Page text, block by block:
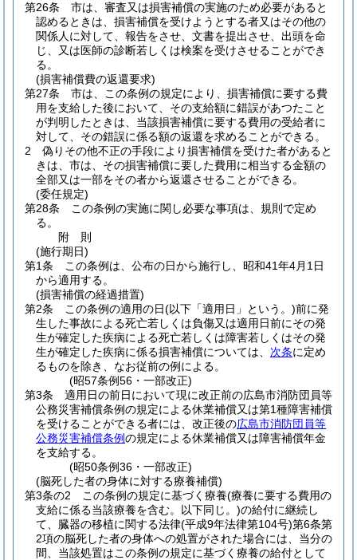
第26条
市は、審査又は損害補償の実施のため必要があると
認めるときは、損害補償を受けようとする者又はその他の
関係人に対して、報告をさせ、文書を提出させ、出頭を命
じ、又は医師の診断若しくは検案を受けさせることができ
る。
(損害補償費の返還要求)
第27条
市は、この条例の規定により、損害補償に要する費
用を支給した後において、その支給額に錯誤があつたこと
が判明したときは、当該損害補償に要する費用の受給者に
対して、その錯誤に係る額の返還を求めることができる。
2
偽りその他不正の手段により損害補償を受けた者があると
きは、市は、その損害補償に要した費用に相当する金額の
全部又は一部をその者から返還させることができる。
(委任規定)
第28条
この条例の実施に関し必要な事項は、規則で定め
る。
附 則
(施行期日)
第1条
この条例は、公布の日から施行し、昭和41年4月1日
から適用する。
(損害補償の経過措置)
第2条
この条例の適用の日(以下「適用日」という。)前に発
生した事故による死亡若しくは負傷又は適用日前にその発
生が確定した疾病による死亡若しくは障害若しくはその発
生が確定した疾病に係る損害補償については、 次条に定め
るものを除き、なお従前の例による。
(昭57条例56・一部改正)
第3条
適用日の前日において現に改正前の広島市消防団員等
公務災害補償条例の規定による休業補償又は第1種障害補償
を受けることができる者には、改正後の広島市消防団員等
公務災害補償条例の規定による休業補償又は障害補償年金
を支給する。
(昭50条例36・一部改正)
(脳死した者の身体に対する療養補償)
第3条の2
この条例の規定に基づく療養(療養に要する費用の
支給に係る当該療養を含む。以下同じ。)の給付に継続し
て、臓器の移植に関する法律(平成9年法律第104号)第6条第
2項の脳死した者の身体への処置がされた場合には、当分の
間、当該処置はこの条例の規定に基づく療養の給付として